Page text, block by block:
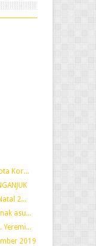
Kor...
2...
asu...
Yeremi...
2019